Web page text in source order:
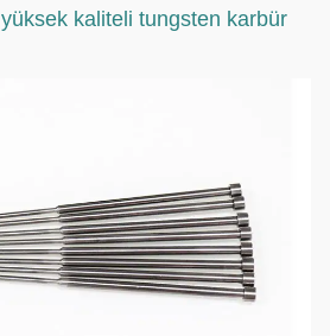
yüksek kaliteli tungsten karbür